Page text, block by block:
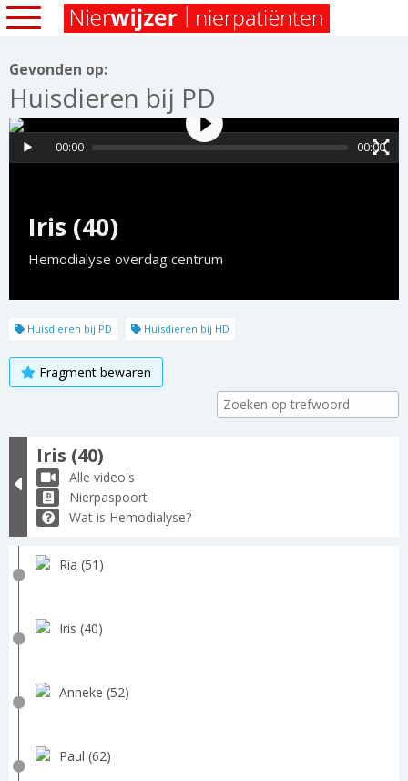
Gevonden op:
Huisdieren bij PD
Iris (40)
Hemodialyse overdag centrum
00:00 00:00
Huisdieren bij PD Huisdieren bij HD
Fragment bewaren
Iris (40)
Alle video's
Nierpaspoort
Wat is Hemodialyse?
Ria (51)
Iris (40)
Anneke (52)
Paul (62)